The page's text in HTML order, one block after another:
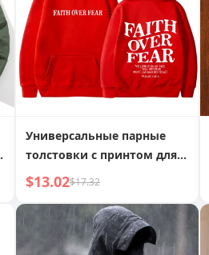
Универсальные парные
толстовки с принтом для
мужчин и женщин
$13.02$17.32